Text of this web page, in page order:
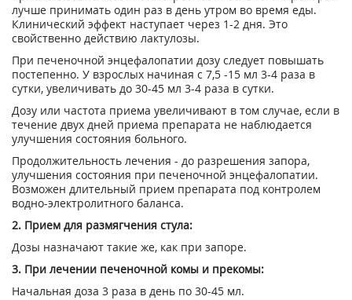
лучше принимать один раз в день утром во время еды.
Клинический эффект наступает через 1-2 дня. Это
свойственно действию лактулозы.
При печеночной энцефалопатии дозу следует повышать
постепенно. У взрослых начиная с 7,5 -15 мл 3-4 раза в
сутки, увеличивать до 30-45 мл 3-4 раза в сутки.
Дозу или частота приема увеличивают в том случае, если в
течение двух дней приема препарата не наблюдается
улучшения состояния больного.
Продолжительность лечения - до разрешения запора,
улучшения состояния при печеночной энцефалопатии.
Возможен длительный прием препарата под контролем
водно-электролитного баланса.
2. Прием для размягчения стула:
Дозы назначают такие же, как при запоре.
3. При лечении печеночной комы и прекомы:
Начальная доза 3 раза в день по 30-45 мл.